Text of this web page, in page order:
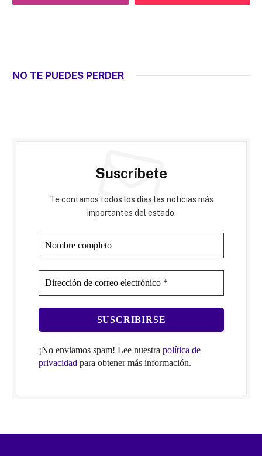
NO TE PUEDES PERDER
Suscríbete
Te contamos todos los días las noticias más
importantes del estado.
¡No enviamos spam! Lee nuestra política de
privacidad para obtener más información.